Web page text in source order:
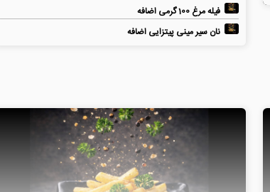
فیله مرغ 100 گرمی اضافه
نان سیر مینی پیتزایی اضافه